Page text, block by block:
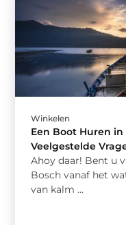
Winkelen
Een Boot Huren in
Veelgestelde
Ahoy daar! Bent u
Bosch vanaf het
van kalm ...